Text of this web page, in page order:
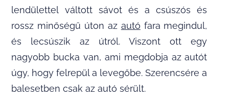
lendülettel váltott sávot és a csúszós és
rossz minőségű úton az autó fara megindul,
és lecsúszik az útról. Viszont ott egy
nagyobb bucka van, ami megdobja az autót
úgy, hogy felrepül a levegőbe. Szerencsére a
balesetben csak az autó sérült.